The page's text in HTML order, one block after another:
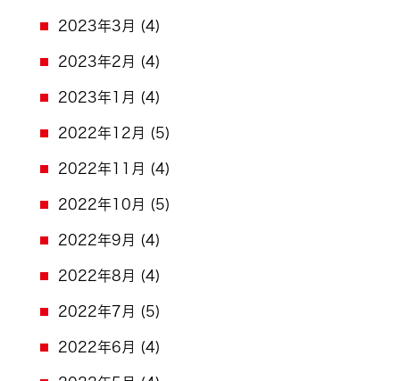
2023年3月 (4)
2023年2月 (4)
2023年1月 (4)
2022年12月 (5)
2022年11月 (4)
2022年10月 (5)
2022年9月 (4)
2022年8月 (4)
2022年7月 (5)
2022年6月 (4)